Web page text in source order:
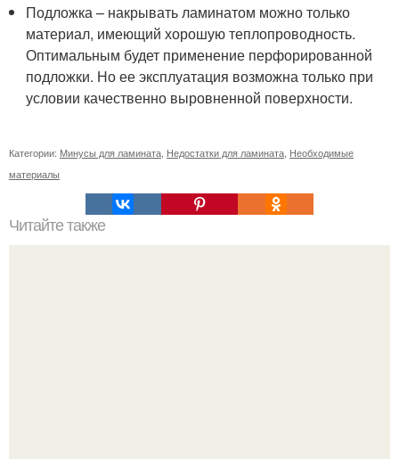
Подложка – накрывать ламинатом можно только
материал, имеющий хорошую теплопроводность.
Оптимальным будет применение перфорированной
подложки. Но ее эксплуатация возможна только при
условии качественно выровненной поверхности.
Категории: Минусы для ламината Недостатки для ламината Необходимые
материалы
Читайте также